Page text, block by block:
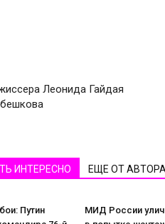
Леонида Гайдая
ИНТЕРЕСНО ЕЩЕ ОТ АВТОРА
Путин
МИД России